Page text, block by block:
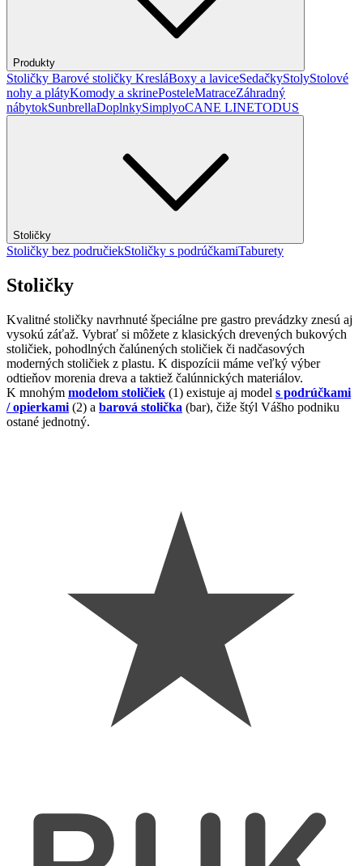
Produkty
Stoličky Barové stoličky KresláBoxy a laviceSedačkyStolyStolové
nohy a plátyKomody a skrinePosteleMatraceZáhradný
nábytokSunbrellaDoplnkySimplyoCANE LINETODUS
Stoličky
Stoličky bez područiekStoličky s podrúčkamiTaburety
Stoličky
Kvalitné stoličky navrhnuté špeciálne pre gastro prevádzky znesú aj
vysokú záťaž. Vybrať si môžete z klasických drevených bukových
stoličiek, pohodlných čalúnených stoličiek či nadčasových
moderných stoličiek z plastu. K dispozícii máme veľký výber
odtieňov morenia dreva a taktiež čalúnnických materiálov.
K mnohým modelom stoličiek (1) existuje aj model s podrúčkami
/ opierkami (2) a barová stolička (bar), čiže štýl Vášho podniku
ostané jednotný.